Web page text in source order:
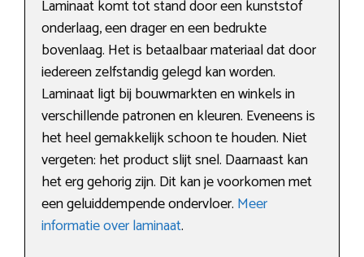
Laminaat komt tot stand door een kunststof
onderlaag, een drager en een bedrukte
bovenlaag. Het is betaalbaar materiaal dat door
iedereen zelfstandig gelegd kan worden.
Laminaat ligt bij bouwmarkten en winkels in
verschillende patronen en kleuren. Eveneens is
het heel gemakkelijk schoon te houden. Niet
vergeten: het product slijt snel. Daarnaast kan
het erg gehorig zijn. Dit kan je voorkomen met
een geluiddempende ondervloer. Meer
informatie over laminaat.